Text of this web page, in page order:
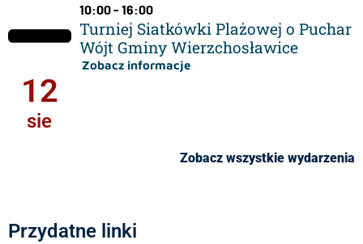
12
sie
10:00 - 16:00
Turniej Siatkówki Plażowej o Puchar
Wójt Gminy Wierzchosławice
Zobacz informacje
Zobacz wszystkie wydarzenia
Przydatne linki